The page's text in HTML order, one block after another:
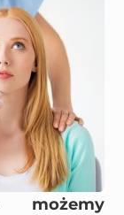
możemy